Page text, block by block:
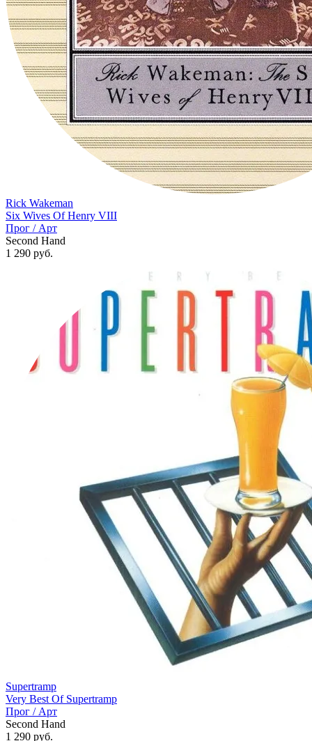
Rick Wakeman
Six Wives Of Henry VIII
Прог / Арт
Second Hand
1 290 руб.
Supertramp
Very Best Of Supertramp
Прог / Арт
Second Hand
1 290 руб.